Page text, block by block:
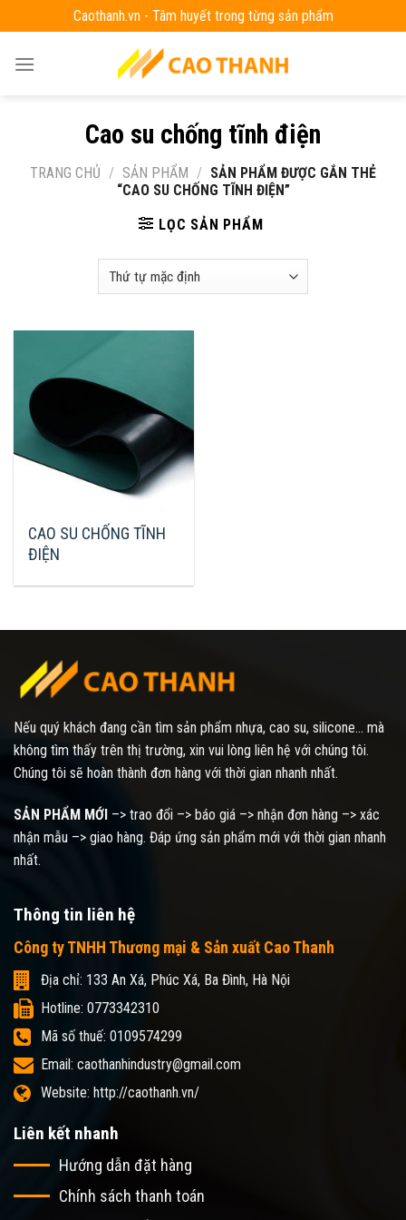
to
content
Caothanh.vn - Tâm huyết trong từng sản phẩm
Cao su chống tĩnh điện
TRANG CHỦ / SẢN PHẨM / SẢN PHẨM ĐƯỢC GẮN THẺ
“CAO SU CHỐNG TĨNH ĐIỆN”
LỌC SẢN PHẨM
CAO SU CHỐNG TĨNH
ĐIỆN
Nếu quý khách đang cần tìm sản phẩm nhựa, cao su, silicone... mà
không tìm thấy trên thị trường, xin vui lòng liên hệ với chúng tôi.
Chúng tôi sẽ hoàn thành đơn hàng với thời gian nhanh nhất.
SẢN PHẨM MỚI –> trao đổi –> báo giá –> nhận đơn hàng –> xác
nhận mẫu –> giao hàng. Đáp ứng sản phẩm mới với thời gian nhanh
nhất.
Thông tin liên hệ
Công ty TNHH Thương mại & Sản xuất Cao Thanh
Địa chỉ: 133 An Xá, Phúc Xá, Ba Đình, Hà Nội
Hotline: 0773342310
Mã số thuế: 0109574299
Email: caothanhindustry@gmail.com
Website: http://caothanh.vn/
Liên kết nhanh
Hướng dẫn đặt hàng
Chính sách thanh toán